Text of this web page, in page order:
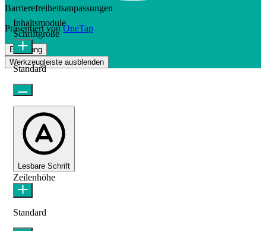
Barrierefreiheitsanpassungen
Präsentiert vonOneTap
Erklärung
Werkzeugleiste ausblenden
Inhaltsmodule
Schriftgröße
Standard
Lesbare Schrift
Zeilenhöhe
Standard